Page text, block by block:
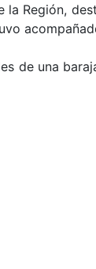
Región,
de una